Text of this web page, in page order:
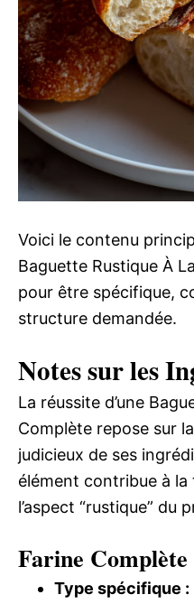
Voici le contenu
Baguette Rustique À
pour être spécifique,
structure demandée.
Notes sur les
La réussite d’une
Complète repose sur
judicieux de ses
élément contribue à la
l’aspect “rustique” du
Farine
Type spécifique :